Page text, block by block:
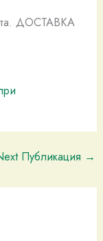
ДОСТАВКА
Публикация →